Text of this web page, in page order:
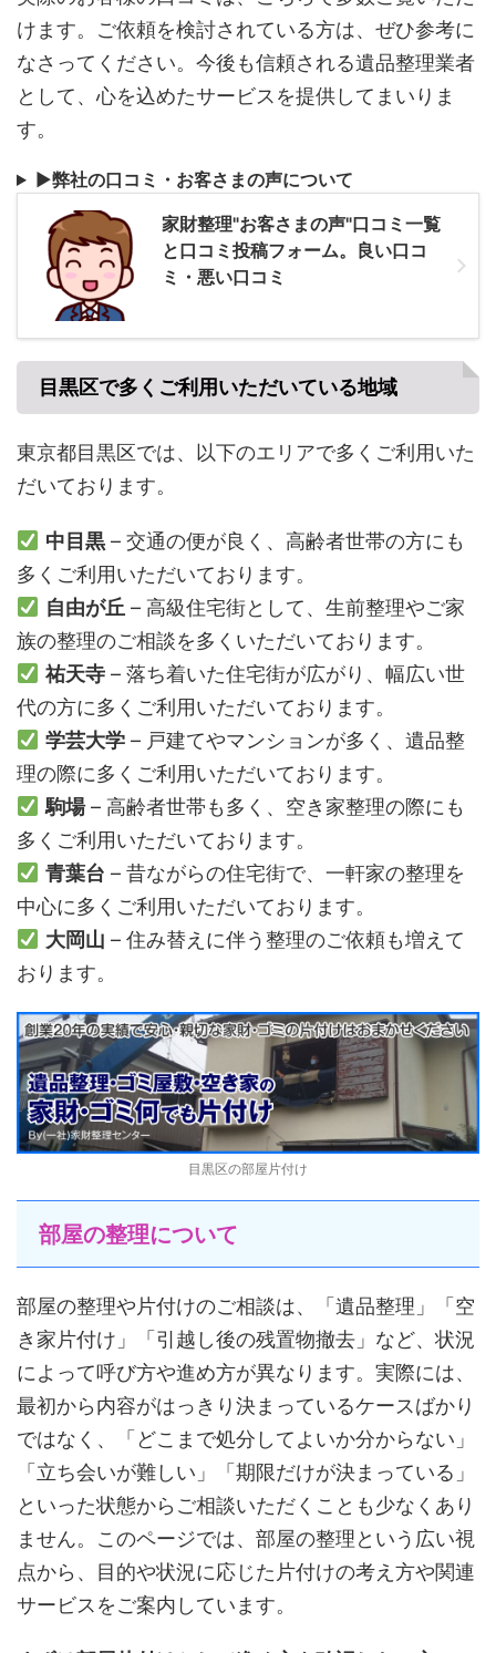
けます。ご依頼を検討されている方は、ぜひ参考に
なさってください。今後も信頼される遺品整理業者
として、心を込めたサービスを提供してまいりま
す。
▶弊社の口コミ・お客さまの声について
家財整理"お客さまの声"口コミ一覧
と口コミ投稿フォーム。良い口コ
ミ・悪い口コミ
目黒区で多くご利用いただいている地域
東京都目黒区では、以下のエリアで多くご利用いた
だいております。
中目黒– 交通の便が良く、高齢者世帯の方にも
多くご利用いただいております。
自由が丘 – 高級住宅街として、生前整理やご家
族の整理のご相談を多くいただいております。
祐天寺– 落ち着いた住宅街が広がり、幅広い世
代の方に多くご利用いただいております。
学芸大学– 戸建てやマンションが多く、遺品整
理の際に多くご利用いただいております。
駒場– 高齢者世帯も多く、空き家整理の際にも
多くご利用いただいております。
青葉台 – 昔ながらの住宅街で、一軒家の整理を
中心に多くご利用いただいております。
大岡山 – 住み替えに伴う整理のご依頼も増えて
おります。
目黒区の部屋片付け
部屋の整理について
部屋の整理や片付けのご相談は、「遺品整理」「空
き家片付け」「引越し後の残置物撤去」など、状況
によって呼び方や進め方が異なります。実際には、
最初から内容がはっきり決まっているケースばかり
ではなく、「どこまで処分してよいか分からない」
「立ち会いが難しい」「期限だけが決まっている」
といった状態からご相談いただくことも少なくあり
ません。このページでは、部屋の整理という広い視
点から、目的や状況に応じた片付けの考え方や関連
サービスをご案内しています。